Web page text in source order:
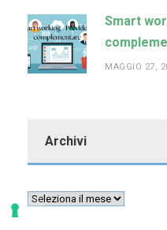
Smart
MAGGIO 27,
Archivi